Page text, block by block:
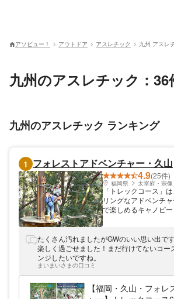
アソビュー！ アウトドア アスレチック 九州 アスレ
九州のアスレチック：36
九州のアスレチック ランキング
1 フォレストアドベンチャー・久山
4.9(25件)
福岡県 太宰府・宗像
「トレックコース」
リングなアドベンチ
で楽しめるキャノピ
ドベンチャー史上最多
放題なので気に入った
いただけるので、お
い世代の方に楽しん
たくさん汚れましたがGWのいい思い出で
楽しく過ごせました！まだ行けてないコー
ンジしたいですね。
まいまいさまの口コミ
【福岡・久山・フォ